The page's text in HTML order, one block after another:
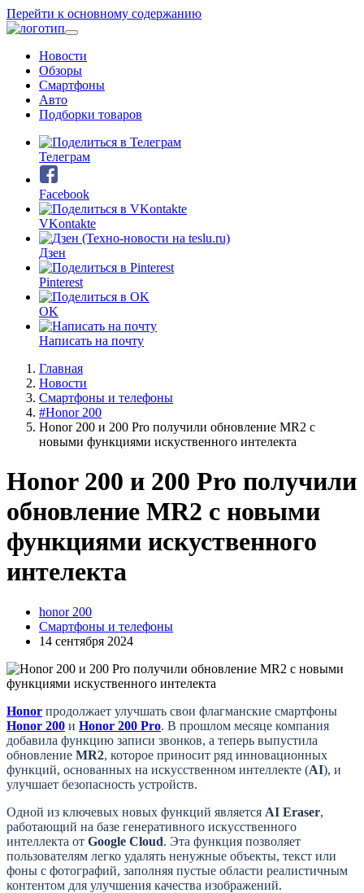
Перейти к основному содержанию
Новости
Обзоры
Смартфоны
Авто
Подборки товаров
Телеграм
Facebook
VKontakte
Дзен
Pinterest
OK
Написать на почту
Главная
Новости
Смартфоны и телефоны
#Honor 200
Honor 200 и 200 Pro получили обновление MR2 с
новыми функциями искуственного интелекта
Honor 200 и 200 Pro получили
обновление MR2 с новыми
функциями искуственного
интелекта
honor 200
Смартфоны и телефоны
14 сентября 2024
Honor продолжает улучшать свои флагманские смартфоны
Honor 200 и Honor 200 Pro. В прошлом месяце компания
добавила функцию записи звонков, а теперь выпустила
обновление MR2, которое приносит ряд инновационных
функций, основанных на искусственном интеллекте (AI), и
улучшает безопасность устройств.
Одной из ключевых новых функций является AI Eraser,
работающий на базе генеративного искусственного
интеллекта от Google Cloud. Эта функция позволяет
пользователям легко удалять ненужные объекты, текст или
фоны с фотографий, заполняя пустые области реалистичным
контентом для улучшения качества изображений.